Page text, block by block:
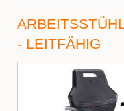
- LEITFÄHIG